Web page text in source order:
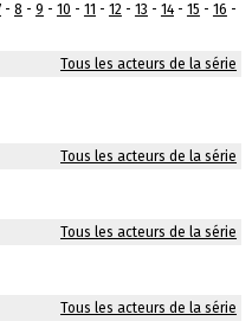
- 8 - 9 - 10 - 11 - 12- 13 - 14- 15 - 16 -
Tous les acteurs de la série
Tous les acteurs de la série
Tous les acteurs de la série
Tous les acteurs de la série